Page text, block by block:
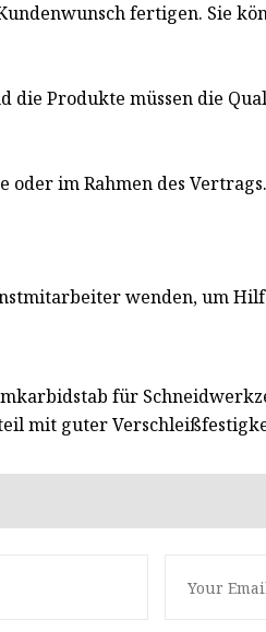
fertigen. Sie
die Produkte müssen die
im Rahmen des Vertrags.
wenden, um
für
mit guter